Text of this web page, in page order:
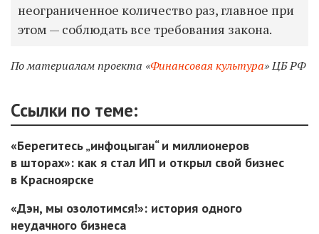
неограниченное количество раз, главное при
этом — соблюдать все требования закона.
По материалам проекта «Финансовая культура» ЦБ РФ
Ссылки по теме:
«Берегитесь „инфоцыган“ и миллионеров
в шторах»: как я стал ИП и открыл свой бизнес
в Красноярске
«Дэн, мы озолотимся!»: история одного
неудачного бизнеса